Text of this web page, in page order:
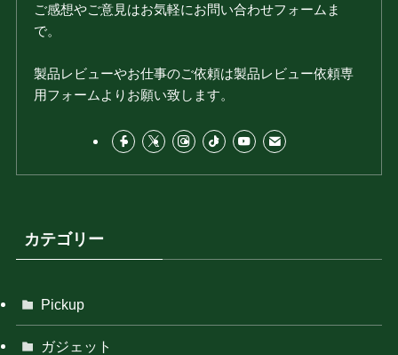
ご感想やご意見はお気軽にお問い合わせフォームま
で。
製品レビューやお仕事のご依頼は製品レビュー依頼専
用フォームよりお願い致します。
カテゴリー
Pickup
ガジェット